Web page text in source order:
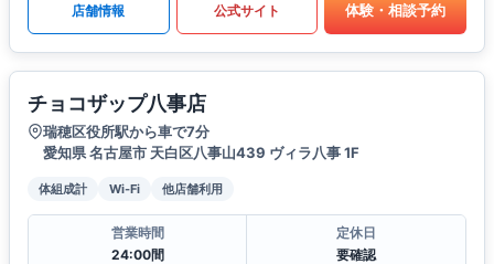
店舗情報 公式サイト 体験・相談予約
チョコザップ八事店
瑞穂区役所駅から車で7分
愛知県 名古屋市 天白区八事山439 ヴィラ八事 1F
体組成計 Wi-Fi 他店舗利用
営業時間
24:00間
定休日
要確認